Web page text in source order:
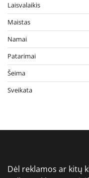
Laisvalaikis
Maistas
Namai
Patarimai
Šeima
Sveikata
Dėl reklamos ar kitų